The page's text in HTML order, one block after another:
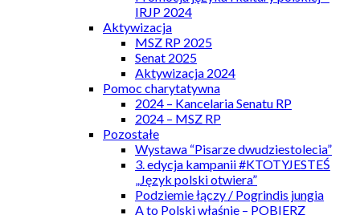
IRJP 2024
Aktywizacja
MSZ RP 2025
Senat 2025
Aktywizacja 2024
Pomoc charytatywna
2024 – Kancelaria Senatu RP
2024 – MSZ RP
Pozostałe
Wystawa “Pisarze dwudziestolecia”
3. edycja kampanii #KTOTYJESTEŚ
„Język polski otwiera”
Podziemie łączy / Pogrindis jungia
A to Polski właśnie – POBIERZ